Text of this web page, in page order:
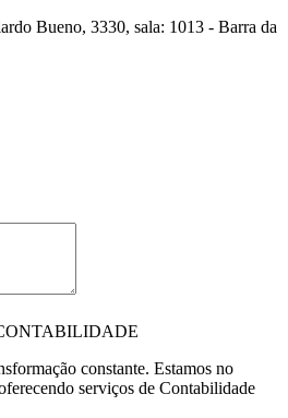
Bueno, 3330, sala: 1013 - Barra da
constante. Estamos no
serviços de Contabilidade